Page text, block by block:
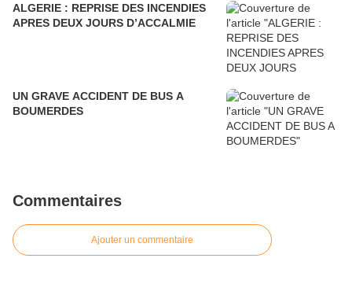
ALGERIE : REPRISE DES INCENDIES
APRES DEUX JOURS D’ACCALMIE
UN GRAVE ACCIDENT DE BUS A
BOUMERDES
Commentaires
Ajouter un commentaire